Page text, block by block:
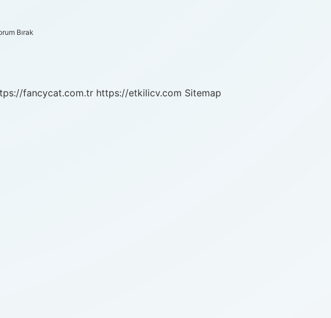
Bırak
fancycat.com.tr https://etkilicv.com Sitemap